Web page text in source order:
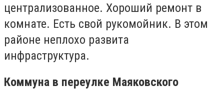
централизованное. Хороший ремонт в
комнате. Есть свой рукомойник. В этом
районе неплохо развита
инфраструктура.
Коммуна в переулке Маяковского